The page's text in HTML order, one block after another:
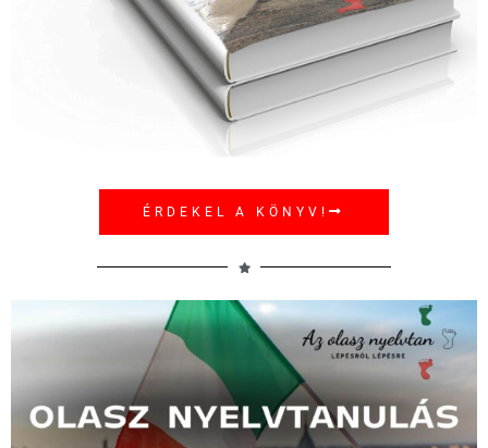
ÉRDEKEL A KÖNYV!